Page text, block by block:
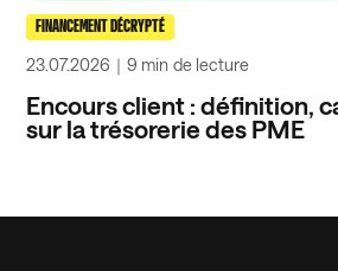
FINANCEMENT DÉCRYPTÉ
23.07.2026 ｜9 min de lecture
Encours client : définition,
sur la trésorerie des PME